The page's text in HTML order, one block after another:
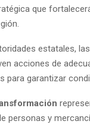
que
estatales,
acciones de
para garantizar
personas y